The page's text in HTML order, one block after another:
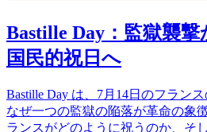
Bastille Day：監獄襲
国民的祝日へ
Bastille Day は、7月14日のフラン
なぜ一つの監獄の陥落が革命の象
ランスがどのように祝うのか、そ